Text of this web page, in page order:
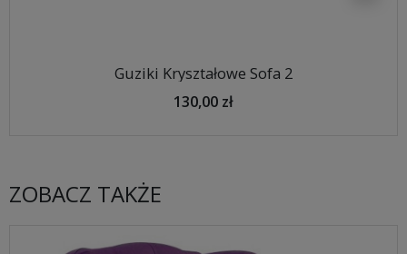
Guziki Kryształowe Sofa 2
130,00 zł
ZOBACZ TAKŻE